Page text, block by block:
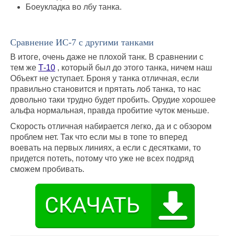
Боеукладка во лбу танка.
Сравнение ИС-7 с другими танками
В итоге, очень даже не плохой танк. В сравнении с
тем же Т-10 , который был до этого танка, ничем наш
Объект не уступает. Броня у танка отличная, если
правильно становится и прятать лоб танка, то нас
довольно таки трудно будет пробить. Орудие хорошее
альфа нормальная, правда пробитие чуток меньше.
Скорость отличная набирается легко, да и с обзором
проблем нет. Так что если мы в топе то вперед
воевать на первых линиях, а если с десятками, то
придется потеть, потому что уже не всех подряд
сможем пробивать.